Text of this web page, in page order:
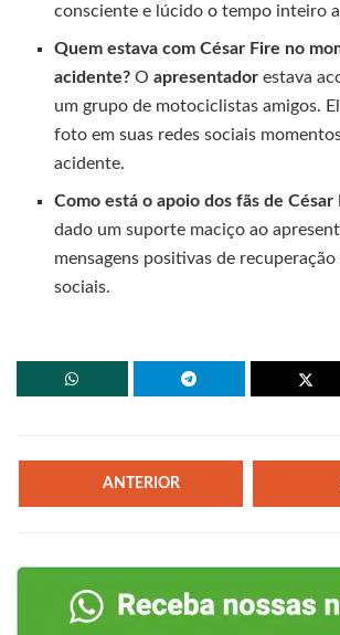
consciente e lúcido o tempo inteiro
Quem estava com César Fire no
acidente? Oapresentador estava
um grupo de motociclistas amigos.
foto em suas redes sociais
acidente.
Como está o apoio dos fãs de César
dado um suporte maciço ao
mensagens positivas de
sociais.
ANTERIOR